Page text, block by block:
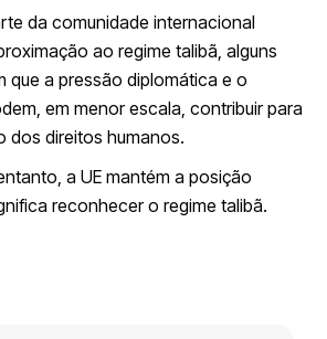
da comunidade internacional
ao regime talibã, alguns
que a pressão diplomática e o
em menor escala, contribuir para
dos direitos humanos.
a UE mantém a posição
reconhecer o regime talibã.